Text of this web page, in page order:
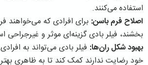
استفاده می‌کنند.
اصلاح فرم باسن: برای افرادی که می‌خواهند
بخشند، فیلر بادی گزینه‌ای موثر و غیرجراحی
بهبود شکل ران‌ها: فیلر بادی می‌تواند به
خود رضایت ندارند کمک کند تا به ظاهری